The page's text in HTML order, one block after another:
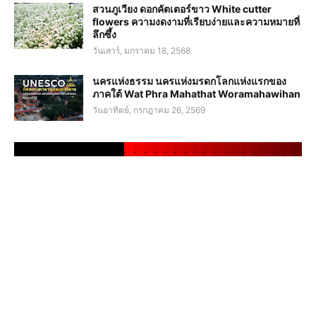
สวนภูเวียง ดอกคัตเตอร์ขาว White cutter
flowers ความงดงามที่เรียบง่ายและความหมายที่
ลึกซึ้ง
วันเสาร์, มกราคม 18, 2568
นครแห่งธรรม นครแห่งมรดกโลกแห่งแรกของ
ภาคใต้ Wat Phra Mahathat Woramahawihan
วันอาทิตย์, กรกฎาคม 26, 2569
. . . . . . . . . . . . . . . . . .